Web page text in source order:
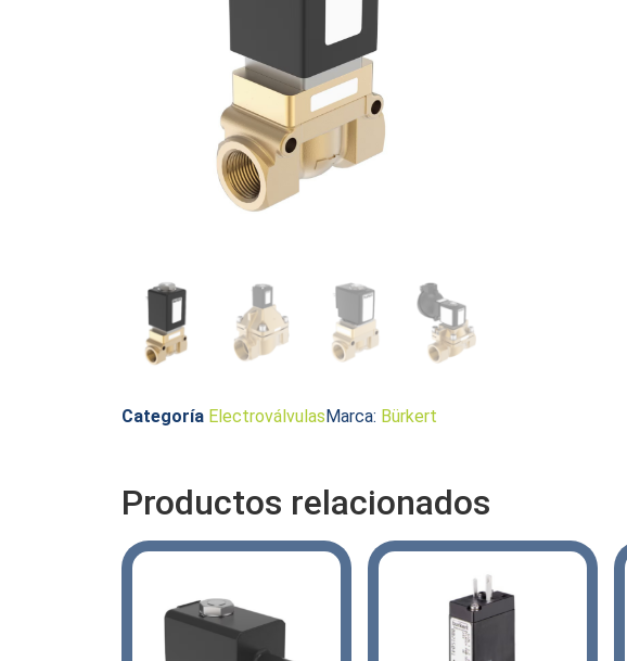
Categoría Electroválvulas Marca: Bürkert
Productos relacionados